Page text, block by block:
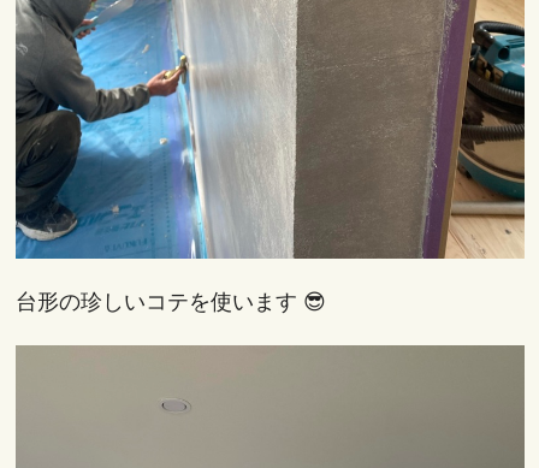
台形の珍しいコテを使います 😎